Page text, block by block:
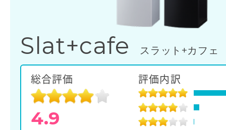
Slat+cafe スラット+カフェ
総合評価
4.9
評価内訳